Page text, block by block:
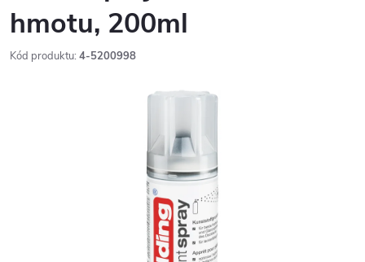
hmotu, 200ml
Kód produktu: 4-5200998